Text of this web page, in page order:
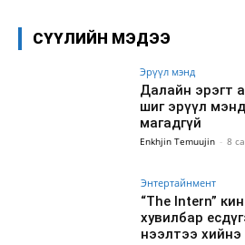
СҮҮЛИЙН МЭДЭЭ
Эрүүл мэнд
Далайн эрэгт
шиг эрүүл
магадгүй
Enkhjin Temuujin - 8
Энтертайнмент
“The Intern”
хувилбар
нээлтээ хийнэ